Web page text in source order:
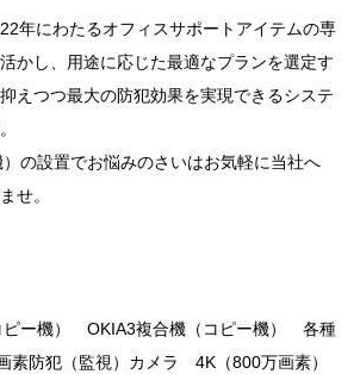
年にわたるオフィスサポートアイテムの専
かし、用途に応じた最適なプランを選定す
えつつ最大の防犯効果を実現できるシステ
の設置でお悩みのさいはお気軽に当社へ
せ。
ピー機） OKIA3複合機（コピー機） 各種
素防犯（監視）カメラ 4K（800万画素）